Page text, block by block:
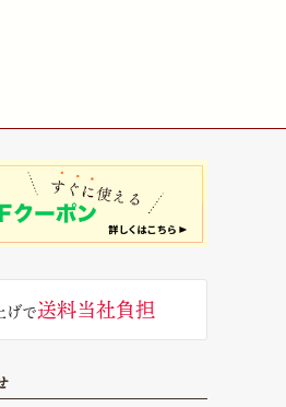
げで送料当社負担